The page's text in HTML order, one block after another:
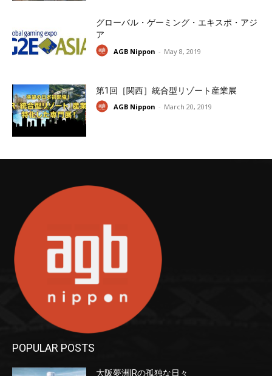
グローバル・ゲーミング・エキスポ・アジ
ア
AGB Nippon - May 8, 2019
第1回［関西］統合型リゾート産業展
AGB Nippon - March 20, 2019
POPULAR POSTS
大阪夢洲IRの孤独な日々